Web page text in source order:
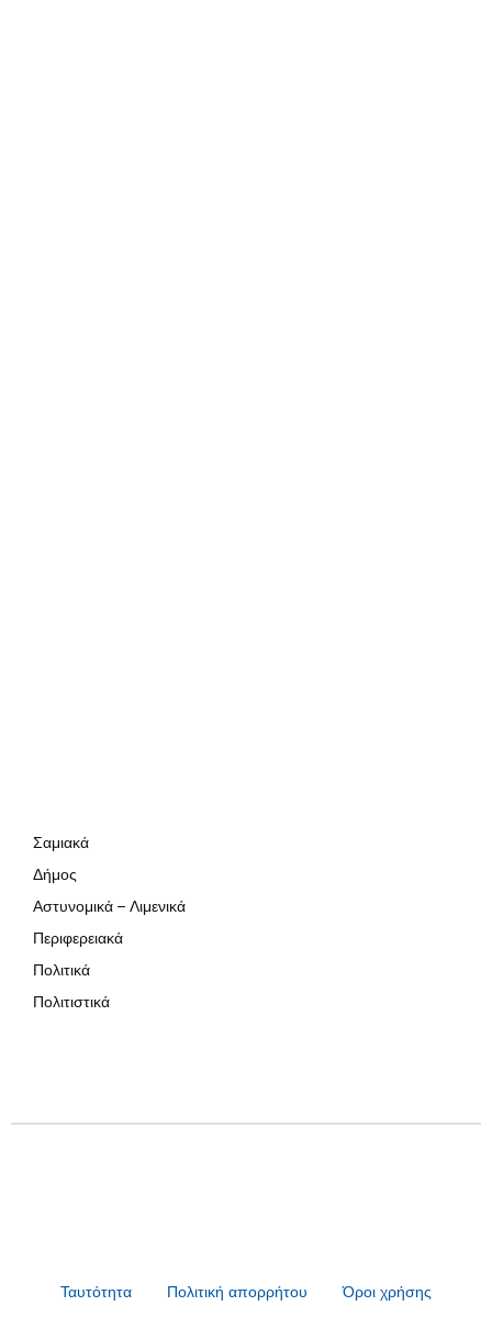
Σαμιακά
Δήμος
Αστυνομικά – Λιμενικά
Περιφερειακά
Πολιτικά
Πολιτιστικά
Ταυτότητα Πολιτική απορρήτου Όροι χρήσης